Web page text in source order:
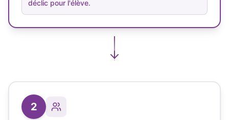
déclic pour l'élève.
2